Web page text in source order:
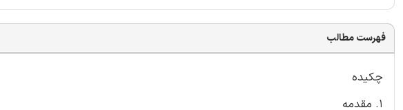
فهرست مطالب
چکیده
1. مقدمه